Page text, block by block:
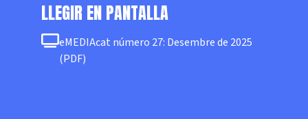
LLEGIR EN PANTALLA
eMEDIAcat número 27: Desembre de 2025
(PDF)